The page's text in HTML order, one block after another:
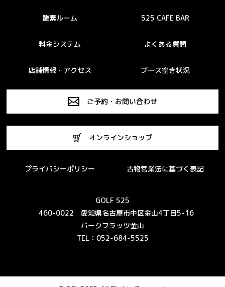
酸素ルーム 525 CAFE BAR
料金システム よくある質問
店舗情報・アクセス ブース空き状況
ご予約・お問い合わせ
オンラインショップ
プライバシーポリシー 古物営業法に基づく表記
GOLF 525
460-0022 愛知県名古屋市中区金山4丁目5-16
パークフラッツ金山
TEL：052-684-5525